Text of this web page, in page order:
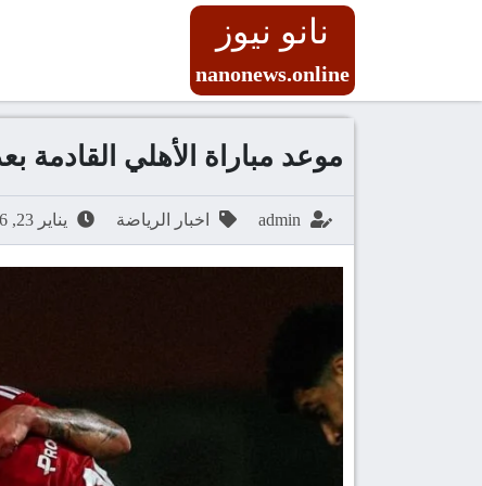
نانو نيوز
nanonews.online
موعد مباراة الأهلي القادمة
admin اخبار الرياضة يناير 23, 2026